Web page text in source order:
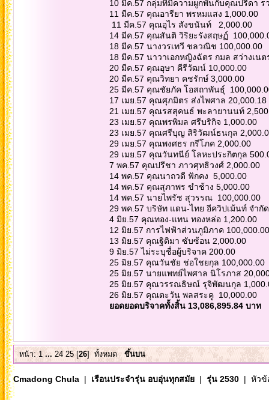
10 มีค.57 กลุ่มที่มีความผูกพันกับคุณปรีดา ร
11 มีค.57 คุณอารียา พรหมแสง 1,000.00
11 มีค.57 คุณอุไร สังขนันท์ 2,000.00
14 มีค.57 คุณสันติ วิริยะรังสฤษฏ์
18 มีค.57 นางวรเทวี ชลวณิช 100,000.00
18 มีค.57 นาวาเอกหญิงฉัตร กมล สว่างเน
20 มีค.57 คุณอุษา คีรีวัฒน์ 10,000.00
20 มีค.57 คุณวิทยา คชรักษ์ 3,000.00
25 มีค.57 คุณชัยภัค โอสถาพันธุ์
17 เมย.57 คุณศุภมิตร ส่งไพศาล 20,000.18
21 เมย.57 คุณรสสุคนธ์ พะลายานนท์
23 เมย.57 คุณพรพิมล ศรีบริกิจ 1,000.00
23 เมย.57 คุณศรีบุญ สิริวัฒน์ธนกุล
29 เมย.57 คุณพงศธร กรีโภค 2,000.00
29 เมย.57 คุณวันทนีย์ โลหะประกิตกุล
7 พค.57 คุณปรีชา ภาวศุทธิวงศ์ 2,000.00
14 พค.57 คุณนาถวดี ฟักคง 5,000.00
14 พค.57 คุณสุภาพร ขำช้าง 5,000.00
14 พค.57 นายไพรัช สุวรรณ 100,000.00
29 พค.57 บริษัท แดน-ไทย อีควิปเม้นท์ จำกั
4 มิย.57 คุณทอง-แทน ทองหล่อ 1,200.00
12 มิย.57 การไฟฟ้าส่วนภูมิภาค 100,000.00
13 มิย.57 คุณฐิติมา ซับซ้อน 2,000.00
9 มิย.57 ไม่ระบุชื่อผู้บริจาค 200.00
25 มิย.57 คุณวันชัย ช่อใชยกุล 100,000.00
25 มิย.57 นายแพทย์ไพศาล นิโรภาส
25 มิย.57 คุณวรรณธิษณ์ รุจิพัฒนกุล
26 มิย.57 คุณตะวัน พลสระคู 10,000.00
ยอดยอดบริจาคทั้งสิ้น 13,086,895.84 บาท
หน้า:1 ... 24 25[26] ทั้งหมด ขึ้นบน
Cmadong Chula| เรือนประจำรุ่น อบอุ่นทุกสมัย| รุ่น 2530| หัวข้